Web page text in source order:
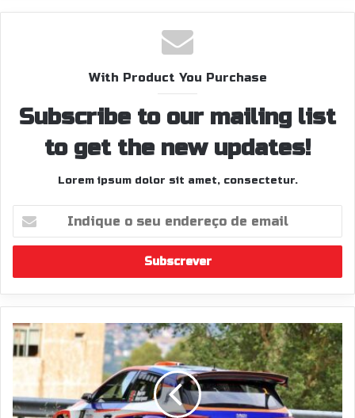
With Product You Purchase
Subscribe to our mailing list
to get the new updates!
Lorem ipsum dolor sit amet, consectetur.
seu
de
email
Barros
manteve
tradição
em
Penafiel